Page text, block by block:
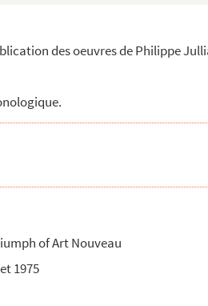
des oeuvres de Philippe
of Art Nouveau
1975